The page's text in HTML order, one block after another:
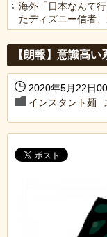
海外「日本なんて
たディズニー信者
【朗報】意識高
2020年5月22日
インスタント麺